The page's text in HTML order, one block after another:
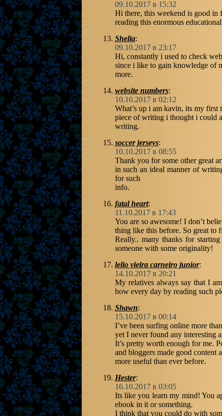
09.10.2017 в 15:32
Hi there, this weekend is good in
reading this enormous
Shelia:
09.10.2017 в 23:17
Hi, constantly i used to check
since i like to gain knowledge of
more.
website numbers:
10.10.2017 в 02:12
What’s up i am kavin, its my first
piece of writing i thought i could
writing.
soccer jerseys:
10.10.2017 в 08:55
Thank you for some other great
in such an ideal manner of
for such
info.
fatal heart:
11.10.2017 в 17:43
You are so awesome! I don’t
thing like this before. So great to
Really.. many thanks for
someone with some originality!
lelio vieira carneiro junior:
14.10.2017 в 20:21
My relatives always say that I
how every day by reading such
Shawn:
15.10.2017 в 00:14
I’ve been surfing online more
yet I never found any interesting
It’s pretty worth enough for me.
and bloggers made good content
more useful than ever before.
Hester:
16.10.2017 в 03:05
Its like you learn my mind! You
ebook in it or something.
I think that you could do with